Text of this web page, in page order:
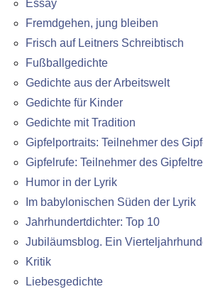
Essay
Fremdgehen, jung bleiben
Frisch auf Leitners Schreibtisch
Fußballgedichte
Gedichte aus der Arbeitswelt
Gedichte für Kinder
Gedichte mit Tradition
Gipfelportraits: Teilnehmer des
Gipfelrufe: Teilnehmer des
Humor in der Lyrik
Im babylonischen Süden der Lyrik
Jahrhundertdichter: Top 10
Jubiläumsblog. Ein
Kritik
Liebesgedichte